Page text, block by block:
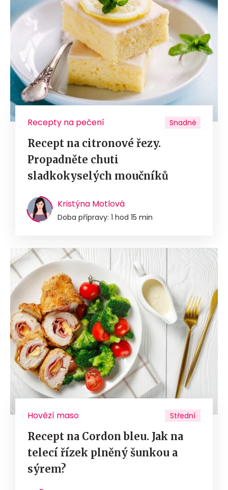
Recepty na pečení Snadné
Recept na citronové řezy.
Propadněte chuti
sladkokyselých moučníků
Kristýna Motlová
Doba přípravy: 1 hod 15 min
Hovězí maso Střední
Recept na Cordon bleu. Jak na
telecí řízek plněný šunkou a
sýrem?